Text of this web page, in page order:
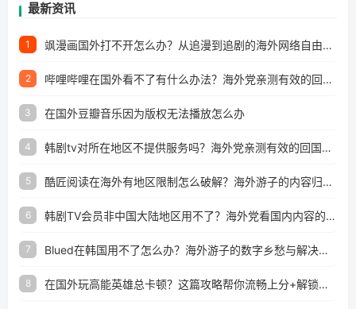
最新资讯
1 飒漫画国外打不开怎么办？从追漫到追剧的海外网络自由之路
2 哔哩哔哩在国外看不了有什么办法？海外党亲测有效的回国加速解决方案
3 在国外豆瓣音乐因为版权无法播放怎么办
4 韩剧tv对所在地区不提供服务吗？海外党亲测有效的回国加速解决方案
5 酷匠阅读在海外有地区限制怎么破解？海外游子的内容归乡路
6 韩剧TV会员非中国大陆地区用不了？海外党看国内内容的加速器选择指南
7 Blued在韩国用不了怎么办？海外游子的数字乡愁与解决方案
8 在国外玩高能英雄总卡顿？这篇攻略帮你流畅上分+解锁国内影音自由